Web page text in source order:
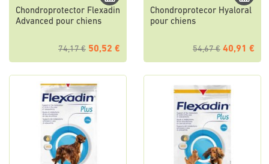
Chondroprotector Flexadin
Advanced pour chiens
74,17 € 50,52 €
Chondroprotecor Hyaloral
pour chiens
54,67 € 40,91 €